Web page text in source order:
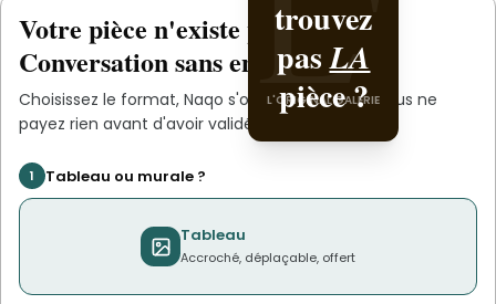
trouvez
pasLA
pièce ?
L'ORIGINAL GALERIE
avec
Naqo
.
L'ORIGINAL PIECE OF
YOU
Votre pièce n'existe pasencore.
Conversation sans engagement.
Choisissez le format, Naqo s'occupe du reste. Vous ne
payez rien avant d'avoir validé le devis.
1 Tableau ou murale ?
Tableau
Accroché, déplaçable, offert